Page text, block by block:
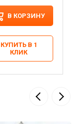
В КОРЗИНУ
КУПИТЬ В 1
КЛИК